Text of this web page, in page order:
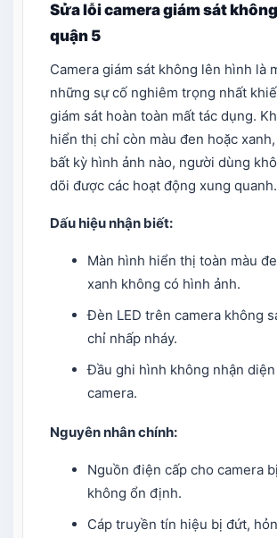
Sửa lỗi camera giám sát
quận 5
Camera giám sát không lên hình là
những sự cố nghiêm trọng nhất
giám sát hoàn toàn mất tác dụng.
hiển thị chỉ còn màu đen hoặc
bất kỳ hình ảnh nào, người dùng
dõi được các hoạt động xung quanh.
Dấu hiệu nhận biết:
Màn hình hiển thị toàn màu
xanh không có hình ảnh.
Đèn LED trên camera không
chỉ nhấp nháy.
Đầu ghi hình không nhận
camera.
Nguyên nhân chính:
Nguồn điện cấp cho camera
không ổn định.
Cáp truyền tín hiệu bị đứt,